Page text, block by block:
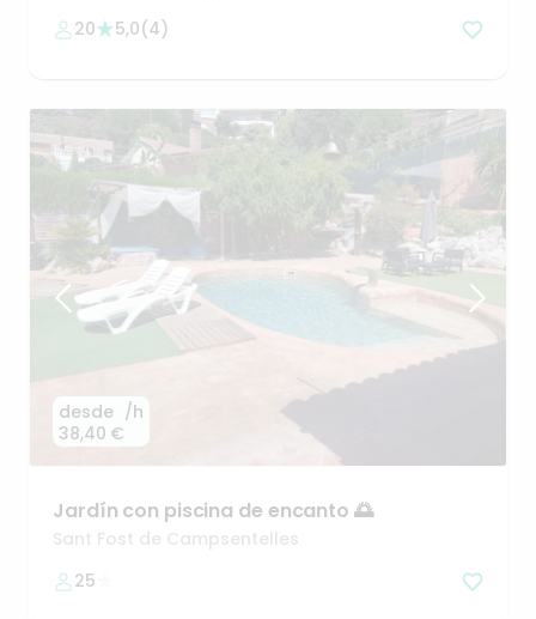
20
5,0(4)
desde
38,40 €
/h
Jardín con piscina de encanto 🌅
Sant Fost de Campsentelles
25